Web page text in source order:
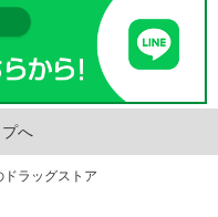
へ
ドラッグストア